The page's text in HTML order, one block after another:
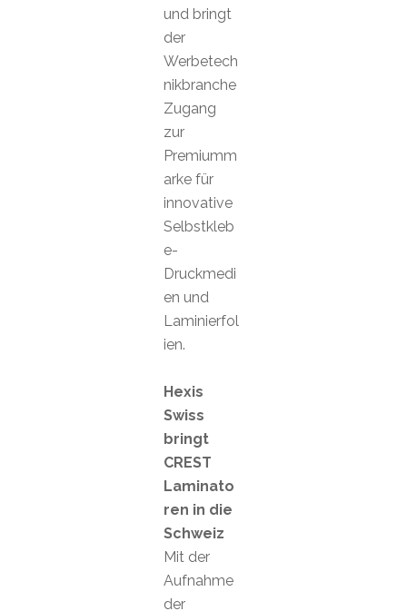
und bringt
der
Werbetech
nikbranche
Zugang
zur
Premiumm
arke für
innovative
Selbstkleb
e-
Druckmedi
en und
Laminierfol
ien.
Hexis
Swiss
bringt
CREST
Laminato
ren in die
Schweiz
Mit der
Aufnahme
der